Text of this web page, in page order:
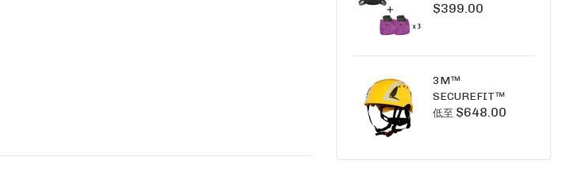
式呼吸防護面具 +
SECURE CLICK HF-
系列
$399.00
3M™
SECUREFIT™
X5000系列 透氣安
低至 $648.00